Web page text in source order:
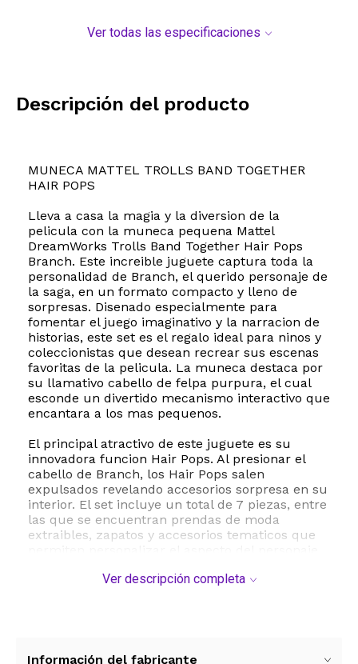
Ver todas las especificaciones
Descripción del producto
MUNECA MATTEL TROLLS BAND TOGETHER
HAIR POPS
Lleva a casa la magia y la diversion de la
pelicula con la muneca pequena Mattel
DreamWorks Trolls Band Together Hair Pops
Branch. Este increible juguete captura toda la
personalidad de Branch, el querido personaje de
la saga, en un formato compacto y lleno de
sorpresas. Disenado especialmente para
fomentar el juego imaginativo y la narracion de
historias, este set es el regalo ideal para ninos y
coleccionistas que desean recrear sus escenas
favoritas de la pelicula. La muneca destaca por
su llamativo cabello de felpa purpura, el cual
esconde un divertido mecanismo interactivo que
encantara a los mas pequenos.
El principal atractivo de este juguete es su
innovadora funcion Hair Pops. Al presionar el
cabello de Branch, los Hair Pops salen
expulsados revelando accesorios sorpresa en su
interior. El set incluye un total de 7 piezas, entre
las que se encuentran prendas de moda
extraibles, zapatos y accesorios tematicos que
contenedores para almacenar las piezas
plastico resistente y detalles de felpa suave,
Ver descripción completa
Información del fabricante